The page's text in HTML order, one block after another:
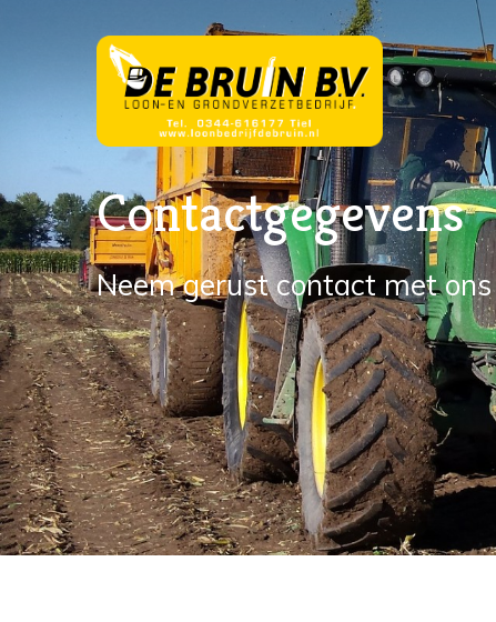
Contactgegevens
Neem gerust contact met ons